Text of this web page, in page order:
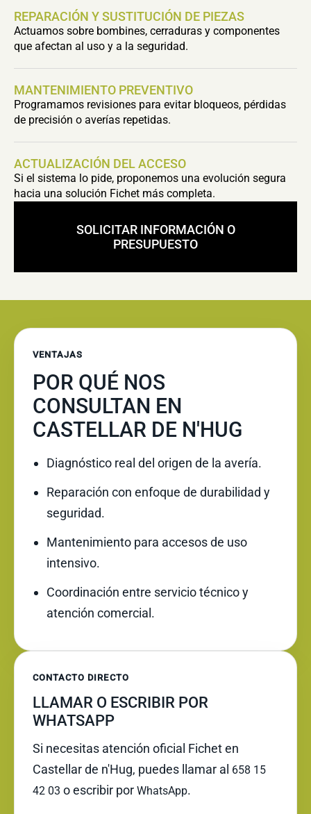
REPARACIÓN Y SUSTITUCIÓN DE PIEZAS
Actuamos sobre bombines, cerraduras y componentes
que afectan al uso y a la seguridad.
MANTENIMIENTO PREVENTIVO
Programamos revisiones para evitar bloqueos, pérdidas
de precisión o averías repetidas.
ACTUALIZACIÓN DEL ACCESO
Si el sistema lo pide, proponemos una evolución segura
hacia una solución Fichet más completa.
SOLICITAR INFORMACIÓN O
PRESUPUESTO
VENTAJAS
POR QUÉ NOS
CONSULTAN EN
CASTELLAR DE N'HUG
Diagnóstico real del origen de la avería.
Reparación con enfoque de durabilidad y
seguridad.
Mantenimiento para accesos de uso
intensivo.
Coordinación entre servicio técnico y
atención comercial.
CONTACTO DIRECTO
LLAMAR O ESCRIBIR POR
WHATSAPP
Si necesitas atención oficial Fichet en
Castellar de n'Hug, puedes llamar al 658 15
42 03 o escribir por WhatsApp.